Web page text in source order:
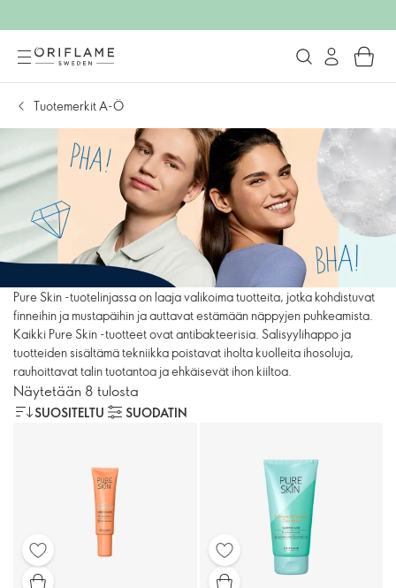
Tuotemerkit A-Ö
Pure Skin -tuotelinjassa on laaja valikoima tuotteita, jotka kohdistuvat
finneihin ja mustapäihin ja auttavat estämään näppyjen puhkeamista.
Kaikki Pure Skin -tuotteet ovat antibakteerisia. Salisyylihappo ja
tuotteiden sisältämä tekniikka poistavat iholta kuolleita ihosoluja,
rauhoittavat talin tuotantoa ja ehkäisevät ihon kiiltoa.
Näytetään 8 tulosta
SUOSITELTU SUODATIN